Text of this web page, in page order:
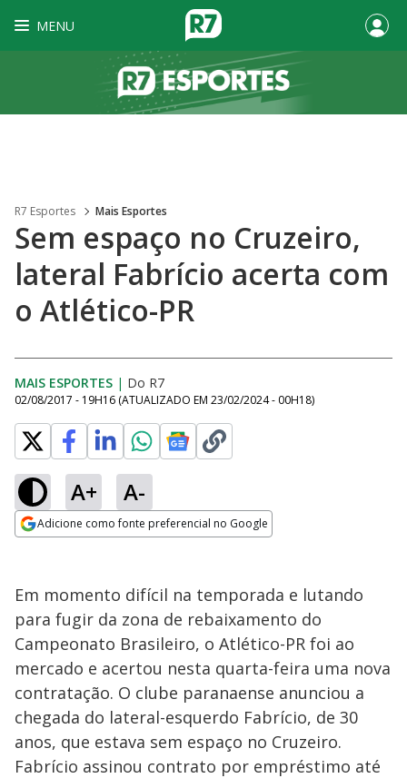
MENU
R7 Esportes Mais Esportes
Sem espaço no Cruzeiro,
lateral Fabrício acerta com
o Atlético-PR
MAIS ESPORTES | Do R7
02/08/2017 - 19H16 (ATUALIZADO EM 23/02/2024 - 00H18)
A+ A-
Adicione como fonte preferencial no Google
Em momento difícil na temporada e lutando
para fugir da zona de rebaixamento do
Campeonato Brasileiro, o Atlético-PR foi ao
mercado e acertou nesta quarta-feira uma nova
contratação. O clube paranaense anunciou a
chegada do lateral-esquerdo Fabrício, de 30
anos, que estava sem espaço no Cruzeiro.
Fabrício assinou contrato por empréstimo até